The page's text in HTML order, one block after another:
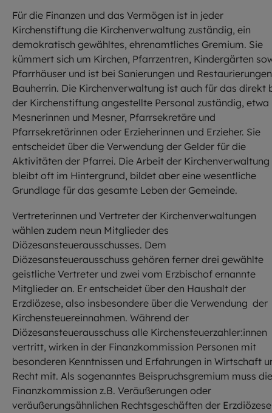
Für die Finanzen und das Vermögen ist in jeder
Kirchenstiftung die Kirchenverwaltung zuständig, ein
demokratisch gewähltes, ehrenamtliches Gremium. Sie
kümmert sich um Kirchen, Pfarrzentren, Kindergärten
Pfarrhäuser und ist bei Sanierungen und Restaurierungen
Bauherrin. Die Kirchenverwaltung ist auch für das direkt
der Kirchenstiftung angestellte Personal zuständig, etwa
Mesnerinnen und Mesner, Pfarrsekretäre und
Pfarrsekretärinnen oder Erzieherinnen und Erzieher. Sie
entscheidet über die Verwendung der Gelder für die
Aktivitäten der Pfarrei. Die Arbeit der Kirchenverwaltung
bleibt oft im Hintergrund, bildet aber eine wesentliche
Grundlage für das gesamte Leben der Gemeinde.
Vertreterinnen und Vertreter der Kirchenverwaltungen
wählen zudem neun Mitglieder des
Diözesansteuerausschusses. Dem
Diözesansteuerausschuss gehören ferner drei gewählte
geistliche Vertreter und zwei vom Erzbischof ernannte
Mitglieder an. Er entscheidet über den Haushalt der
Erzdiözese, also insbesondere über die Verwendung der
Kirchensteuereinnahmen. Während der
Diözesansteuerausschuss alle Kirchensteuerzahler:innen
vertritt, wirken in der Finanzkommission Personen mit
besonderen Kenntnissen und Erfahrungen in Wirtschaft
Recht mit. Als sogenanntes Beispruchsgremium muss die
Finanzkommission z.B. Veräußerungen oder
veräußerungsähnlichen Rechtsgeschäften der Erzdiözese